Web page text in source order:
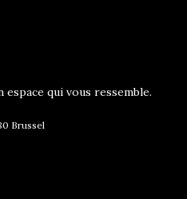
qui vous ressemble.
Brussel